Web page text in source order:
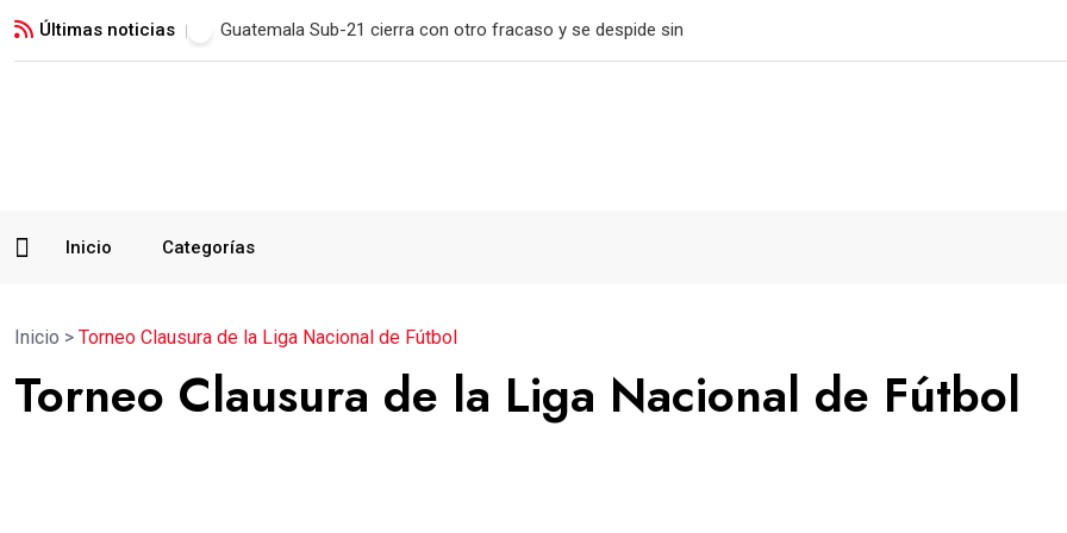
Últimas noticias Municipal remonta en San Marcos y mantiene el paso perfecto
Inicio Categorías
Inicio > Torneo Clausura de la Liga Nacional de Fútbol
Torneo Clausura de la Liga Nacional de Fútbol